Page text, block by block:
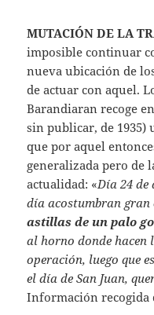
MUTACIÓN DE LA
imposible continuar
nueva ubicación de
de actuar con aquel.
Barandiaran recoge
sin publicar, de 1935)
que por aquel
generalizada pero de
actualidad: «Día 24 de
día acostumbran
astillas de un palo
al horno donde hacen
operación, luego que
el día de San Juan,
Información recogida